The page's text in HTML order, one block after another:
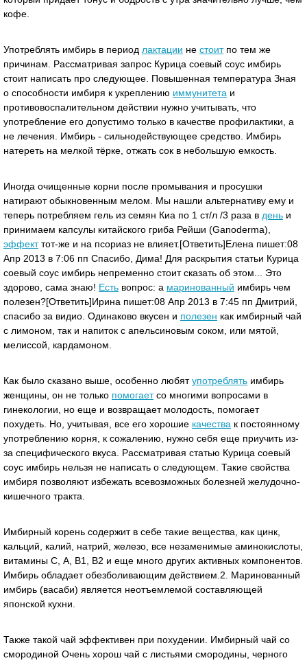
кофе.
Употреблять имбирь в период лактации не стоитпо тем же
причинам. Рассматривая запрос Курица соевый соус имбирь
стоит написать про следующее. Повышенная температура Зная
о способности имбиря к укреплению иммунитета и
противовоспалительном действии нужно учитывать, что
употребление его допустимо только в качестве профилактики, а
не лечения. Имбирь - сильнодействующее средство. Имбирь
натереть на мелкой тёрке, отжать сок в небольшую емкость.
Иногда очищенные корни после промывания и просушки
натирают обыкновенным мелом. Мы нашли альтернативу ему и
теперь потребляем гель из семян Киа по 1 ст/л /3 раза в день и
принимаем капсулы китайского гриба Рейши (Ganoderma),
эффекттот-же и на псориаз не влияет.[Ответить]Еленa пишет:08
Апр 2013 в 7:06 пп Спасибо, Дима! Для раскрытия статьи Курица
соевый соус имбирь непременно стоит сказать об этом... Это
здорово, сама знаю! Есть вопрос: а маринованный имбирь чем
полезен?[Ответить]Ирина пишет:08 Апр 2013 в 7:45 пп Дмитрий,
спасибо за видио. Одинаково вкусен и полезен как имбирный чай
с лимоном, так и напиток с апельсиновым соком, или мятой,
мелиссой, кардамоном.
Как было сказано выше, особенно любятупотреблять имбирь
женщины, он не только помогаетсо многими вопросами в
гинекологии, но еще и возвращает молодость, помогает
похудеть. Но, учитывая, все его хорошие качества к постоянному
употреблению корня, к сожалению, нужно себя еще приучить из-
за специфического вкуса. Рассматривая статью Курица соевый
соус имбирь нельзя не написать о следующем. Такие свойства
имбиря позволяют избежать всевозможных болезней желудочно-
кишечного тракта.
Имбирный корень содержит в себе такие вещества, как цинк,
кальций, калий, натрий, железо, все незаменимые аминокислоты,
витамины С, А, В1, В2 и еще много других активных компонентов.
Имбирь обладает обезболивающим действием.2. Маринованный
имбирь (васаби) является неотъемлемой составляющей
японской кухни.
Также такой чай эффективен при похудении. Имбирный чай со
смородиной Очень хорош чай с листьями смородины, черного